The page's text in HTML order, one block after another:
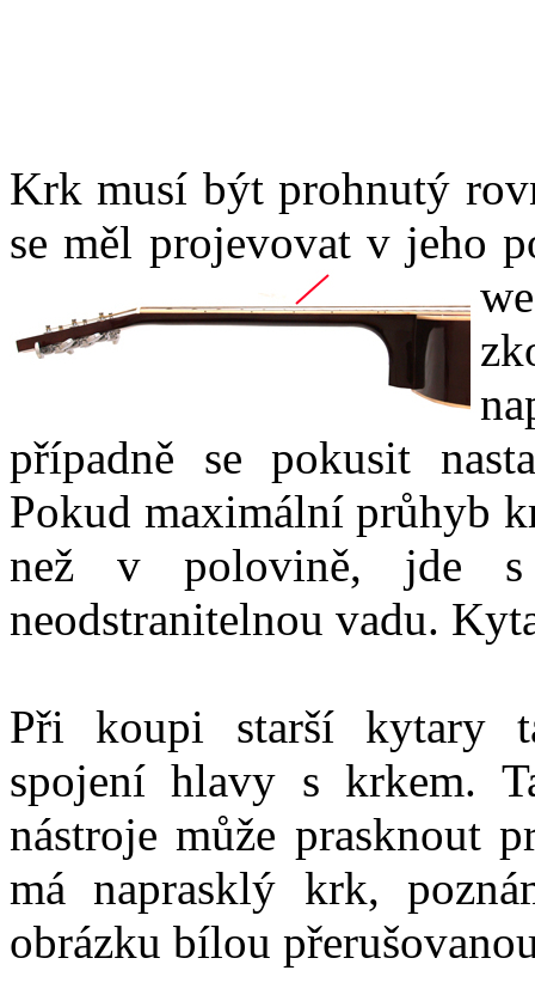
Krk musí být prohnutý
se měl projevovat v jeho
případně se pokusit
Pokud maximální průhyb
než v polovině, jde s
neodstranitelnou vadu.
Při koupi starší kytary
spojení hlavy s krkem.
nástroje může prasknout
má naprasklý krk,
obrázku bílou